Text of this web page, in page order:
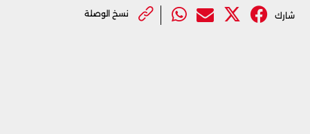
شارك نسخ الوصلة